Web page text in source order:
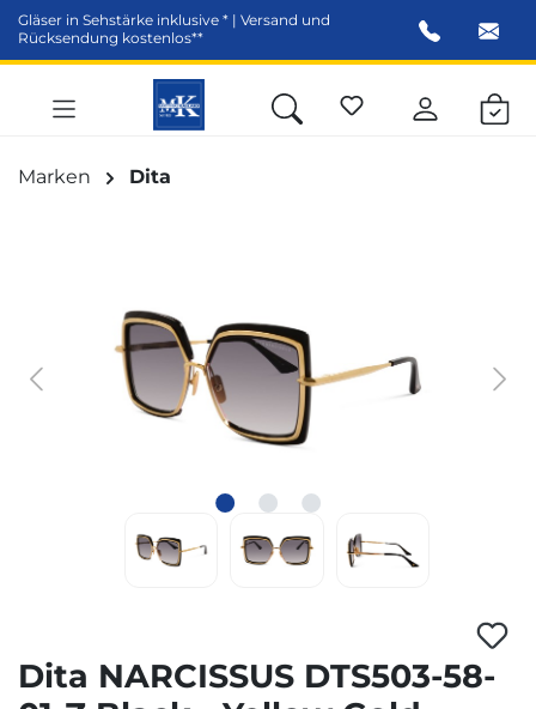
springen
Gläser in Sehstärke inklusive * | Versand und
Rücksendung kostenlos**
Marken Dita
Dita NARCISSUS DTS503-58-